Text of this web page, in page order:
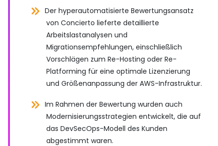
Der hyperautomatisierte Bewertungsansatz
von Concierto lieferte detaillierte
Arbeitslastanalysen und
Migrationsempfehlungen, einschließlich
Vorschlägen zum Re-Hosting oder Re-
Platforming für eine optimale Lizenzierung
und Größenanpassung der AWS-Infrastruktur.
Im Rahmen der Bewertung wurden auch
Modernisierungsstrategien entwickelt, die auf
das DevSecOps-Modell des Kunden
abgestimmt waren.